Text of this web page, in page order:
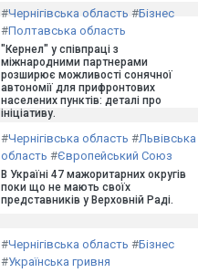
#Чернігівська область #Бізнес
#Полтавська область
"Кернел" у співпраці з
міжнародними партнерами
розширює можливості сонячної
автономії для прифронтових
населених пунктів: деталі про
ініціативу.
#Чернігівська область #Львівська
область #Європейський Союз
В Україні 47 мажоритарних округів
поки що не мають своїх
представників у Верховній Раді.
#Чернігівська область #Бізнес
#Українська гривня